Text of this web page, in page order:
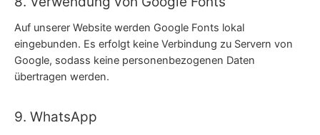
Auf unserer Website werden Google Fonts lokal
eingebunden. Es erfolgt keine Verbindung zu Servern von
Google, sodass keine personenbezogenen Daten
übertragen werden.
9. WhatsApp